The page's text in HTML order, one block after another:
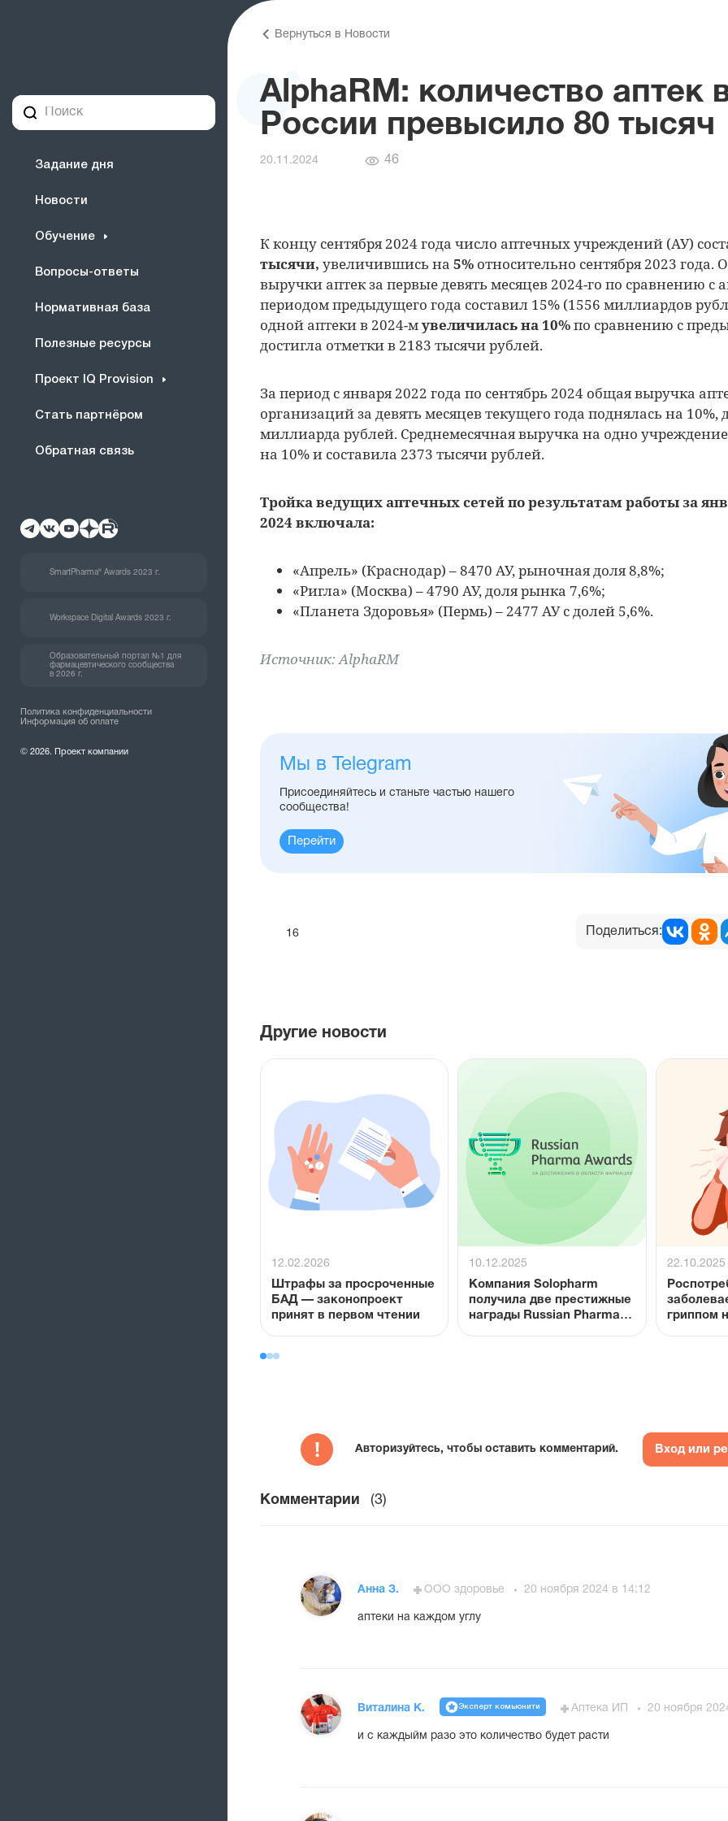
Задание дня
Новости
Обучение
Вопросы-ответы
Нормативная база
Полезные ресурсы
Проект IQ Provision
Стать партнёром
Обратная связь
SmartPharma® Awards 2023 г.
Workspace Digital Awards 2023 г.
Образовательный портал №1 для
фармацевтического сообщества
в 2026 г.
Политика конфиденциальности
Информация об оплате
© 2026. Проект компании
Вернуться в Новости
AlphaRM: количество аптек
России превысило 80 тысяч
20.11.2024
Количество
46
К концу сентября 2024 года число аптечных учреждений (АУ)
тысячи, увеличившись на 5% относительно сентября 2023
выручки аптек за первые девять месяцев 2024-го по сравнению
периодом предыдущего года составил 15% (1556 миллиардов
одной аптеки в 2024-мувеличилась на 10%по сравнению с
достигла отметки в 2183 тысячи рублей.
За период с января 2022 года по сентябрь 2024 общая выручка
организаций за девять месяцев текущего года поднялась на 10%,
миллиарда рублей. Среднемесячная выручка на одно
на 10% и составила 2373 тысячи рублей.
Тройка ведущих аптечных сетей по результатам работы за
2024 включала:
«Апрель» (Краснодар) – 8470 АУ, рыночная доля 8,8%;
«Ригла» (Москва) – 4790 АУ, доля рынка 7,6%;
«Планета Здоровья» (Пермь) – 2477 АУ с долей 5,6%.
Источник: AlphaRM
Мы в Telegram
Присоединяйтесь и станьте частью нашего
сообщества!
Перейти
16 Поделиться:
Другие новости
12.02.2026
Штрафы за просроченные
БАД — законопроект
принят в первом чтении
10.12.2025
Компания Solopharm
получила две престижные
награды Russian Pharma
22.10.2025
гриппом
Авторизуйтесь, чтобы оставить комментарий. Вход или
Комментарии (3)
Анна З. ООО здоровье 20 ноября 2024 в 14:12
аптеки на каждом углу
Виталина К. Эксперт комьюнити Аптека ИП 20 ноября
и с каждыйм разо это количество будет расти